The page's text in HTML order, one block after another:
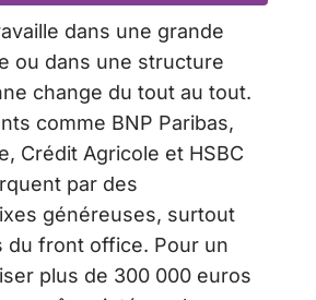
dans une grande
ou dans une structure
change du tout au tout.
comme BNP Paribas,
Crédit Agricole et HSBC
par des
généreuses, surtout
du front office. Pour un
plus de 300 000 euros